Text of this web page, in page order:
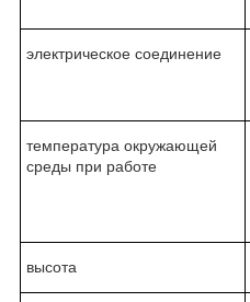
электрическое соединение
температура окружающей
среды при работе
высота